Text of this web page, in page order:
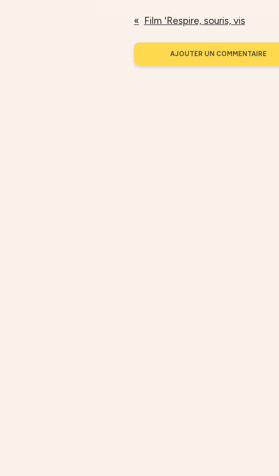
Film 'Respire, souris, vis
AJOUTER UN COMMENTAIRE